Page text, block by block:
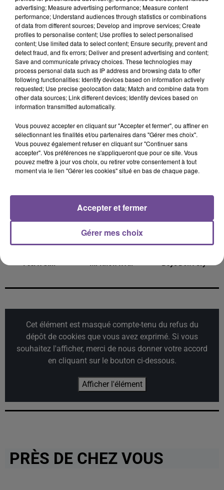
DERNIERS TITRES
5h41
5h41
M. POKORA
Trophée
5h38
5h38
BOULEVARD DES AIRS
Bruxelles
5h35
5h35
CRIS CAB
Paradise
Feel It Still Mr Know It All Boys Don't Cry
Cet élément est masqué compte-tenu du refus du
dépôt de cookies que vous avez exprimé. Si vous
souhaitez l'afficher, merci de nous donner votre accord
en cliquant sur le bouton ci-dessous.
Afficher l'élément
PRÈS DE CHEZ VOUS
advertising; Measure advertising performance; Measure content
performance; Understand audiences through statistics or combinations
of data from different sources; Develop and improve services; Create
profiles to personalise content; Use profiles to select personalised
content; Use limited data to select content; Ensure security, prevent and
detect fraud, and fix errors; Deliver and present advertising and content;
Save and communicate privacy choices. These technologies may
process personal data such as IP address and browsing data to offer
following functionalities: Identify devices based on information actively
requested; Use precise geolocation data; Match and combine data from
other data sources; Link different devices; Identify devices based on
information transmitted automatically.
Vous pouvez accepter en cliquant sur "Accepter et fermer", ou affiner en
sélectionnant les finalités et/ou partenaires dans "Gérer mes choix".
Vous pouvez également refuser en cliquant sur "Continuer sans
accepter". Vos préférences ne s'appliqueront que pour ce site. Vous
pouvez mettre à jour vos choix, ou retirer votre consentement à tout
moment via le lien "Gérer les cookies" situé en bas de chaque page.
Gérer mes choix
Accepter et fermer